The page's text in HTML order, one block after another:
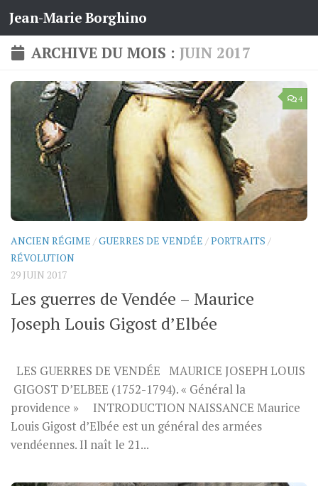
Skip to content
Jean-Marie Borghino
ARCHIVE DU MOIS : JUIN 2017
4
ANCIEN RÉGIME /GUERRES DE VENDÉE /PORTRAITS /
RÉVOLUTION
29 JUIN 2017
Les guerres de Vendée – Maurice
Joseph Louis Gigost d’Elbée
LES GUERRES DE VENDÉE MAURICE JOSEPH LOUIS
GIGOST D’ELBEE (1752-1794). « Général la
providence » INTRODUCTION NAISSANCE Maurice
Louis Gigost d’Elbée est un général des armées
vendéennes. Il naît le 21...